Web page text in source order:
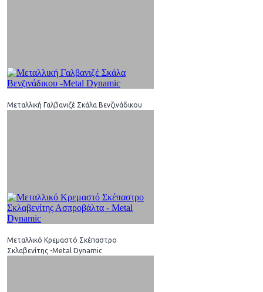
Μεταλλική Γαλβανιζέ Σκάλα Βενζινάδικου
Μεταλλικό Κρεμαστό Σκέπαστρο
Σκλαβενίτης -Metal Dynamic